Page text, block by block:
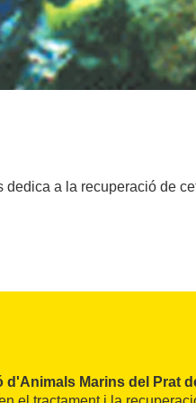
dedica a la recuperació de
d'Animals Marins del Prat